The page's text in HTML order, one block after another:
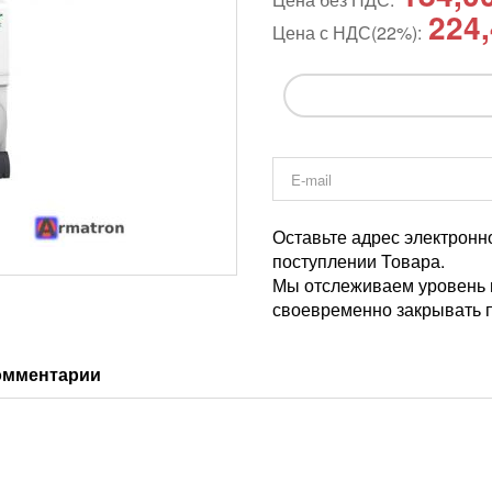
Цена с НДС(22%):
Оставьте адрес
поступлении Товара.
Мы отслеживаем уровень
своевременно закрывать